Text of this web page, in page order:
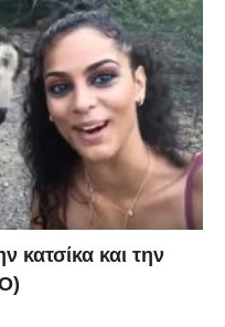
κατσίκα και την